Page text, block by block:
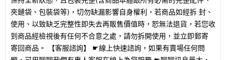
夾鏈袋、包裝袋等)，切勿缺漏影響自身權利，若商品如經拆 封、
使用、以致缺乏完整性即失去再販售價值時，恕無法退貨，若您收
到商品經檢視後有任何不合意之處，請勿拆開使用，並立即郵寄
寄回商品。 【客服諮詢】 ☛線上快速諮詢，如果有賣場任何問